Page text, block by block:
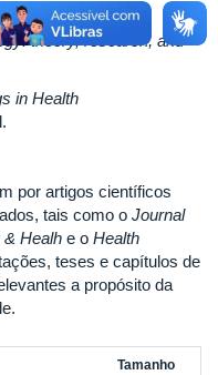
theory, research, and
in Health
por artigos científicos
tais como o Journal
Healh e o Health
teses e capítulos de
a propósito da
Tamanho